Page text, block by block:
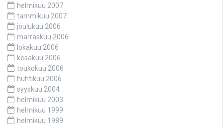
helmikuu 2007
tammikuu 2007
joulukuu 2006
marraskuu 2006
lokakuu 2006
kesäkuu 2006
toukokuu 2006
huhtikuu 2006
syyskuu 2004
helmikuu 2003
helmikuu 1999
helmikuu 1989